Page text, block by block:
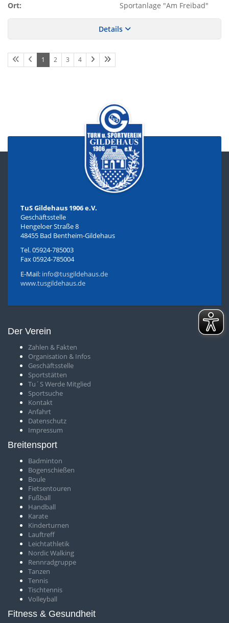
Ort: Sportanlage "Am Freibad"
Details
1 2 3 4
TuS Gildehaus 1906 e.V.
Geschäftsstelle
Hengeloer Straße 8
48455 Bad Bentheim-Gildehaus
Tel. 05924-785003
Fax 05924-785004
E-Mail: info@tusgildehaus.de
www.tusgildehaus.de
Der Verein
Zahlen & Fakten
Organisation & Infos
Geschäftsstelle
Sportstätten
Tu´S Werde Mitglied
Sportsuche
Kontakt
Anfahrt
Datenschutz
Impressum
Breitensport
Badminton
Bogenschießen
Boule
Fietsentouren
Fußball
Handball
Karate
Kinderturnen
Lauftreff
Leichtathletik
Nordic Walking
Rennradgruppe
Tanzen
Tennis
Tischtennis
Volleyball
Fitness & Gesundheit